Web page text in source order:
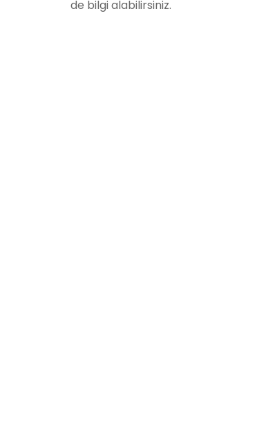
de bilgi alabilirsiniz.